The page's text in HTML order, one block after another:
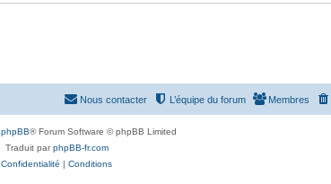
Membres
L’équipe du forum
Nous contacter
phpBB® Forum Software © phpBB Limited
Traduit parphpBB-fr.com
Confidentialité | Conditions